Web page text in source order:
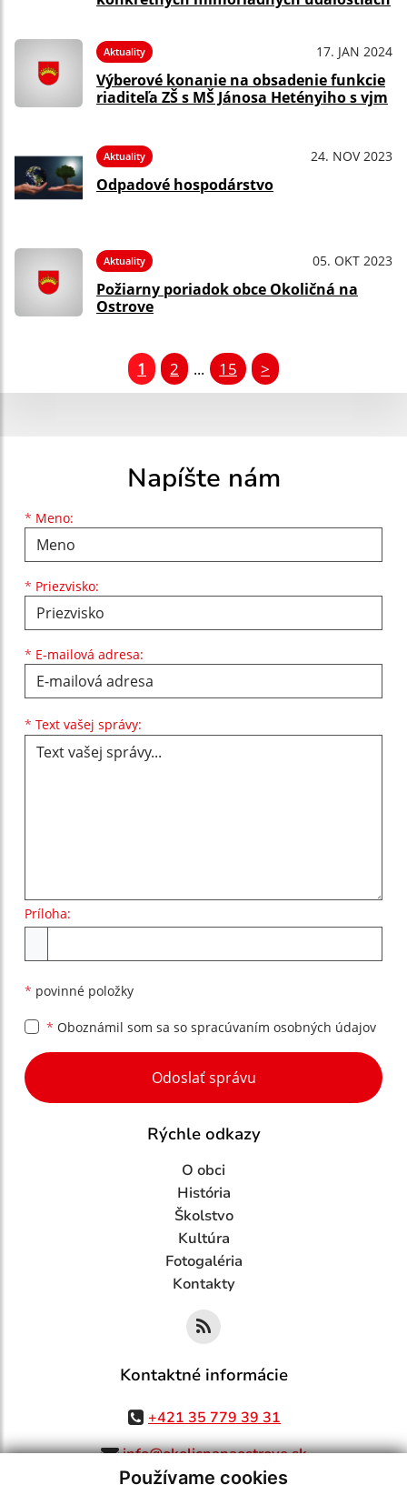
Používame cookies
Aktuality 17. JAN 2024
Výberové konanie na obsadenie funkcie
riaditeľa ZŠ s MŠ Jánosa Hetényiho s vjm
Aktuality 24. NOV 2023
Odpadové hospodárstvo
Aktuality 05. OKT 2023
Požiarny poriadok obce Okoličná na
Ostrove
1 2 ... 15 >
Napíšte nám
* Meno:
Meno
* Priezvisko:
Priezvisko
* E-mailová adresa:
E-mailová adresa
* Text vašej správy:
Príloha:
* povinné položky
* Oboznámil som sa so spracúvaním osobných údajov
Google reCaptcha Response
Odoslať správu
Rýchle odkazy
O obci
História
Školstvo
Kultúra
Fotogaléria
Kontakty
Kontaktné informácie
+421 35 779 39 31
info@okolicnanaostrove.sk